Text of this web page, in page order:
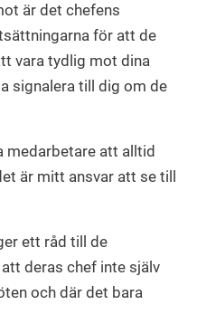
är det chefens
för att de
vara tydlig mot dina
signalera till dig om de
medarbetare att alltid
är mitt ansvar att se till
ett råd till de
deras chef inte själv
och där det bara